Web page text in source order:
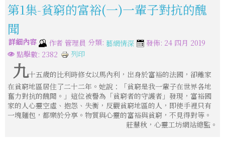
第1集-貧窮的富裕(一)一輩子對抗的醜
聞
詳細內容 作者 管理員 分類: 藝網情深
發佈: 24 四月 2019
點擊數: 2382
列印
九十五歲的比利時修女以馬內利，出身於富裕的法國，卻離家
在貧窮地區居住了二十二年。她說：「貧窮是我一輩子在世界各地
奮力對抗的醜聞。」這位被譽為「貧窮者的守護者」發現，富裕國
家的人心靈空虛、抱怨、失衡，反觀貧窮地區的人，即使手裡只有
一塊麵包，都樂於分享。物質與心靈的富裕與貧窮，不見得對等。
莊慧秋，心靈工坊網站總監。